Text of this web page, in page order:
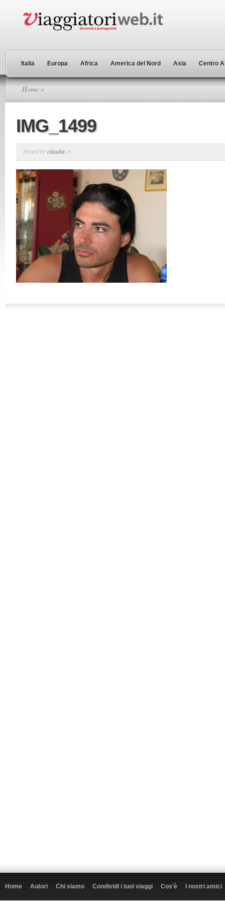
Italia Europa Africa America del Nord Asia Centro
Home »
IMG_1499
Posted byclaudia in
Home Autori Chi siamo Condividi i tuoi viaggi Cos’è I nostri amici